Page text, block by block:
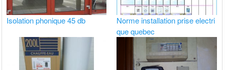
Isolation phonique 45 db
Norme installation prise electri
que quebec